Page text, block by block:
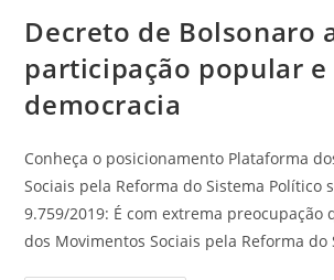
Decreto de Bolsonaro
participação popular
democracia
Conheça o posicionamento Plataforma
Sociais pela Reforma do Sistema Político
9.759/2019: É com extrema preocupação
dos Movimentos Sociais pela Reforma do